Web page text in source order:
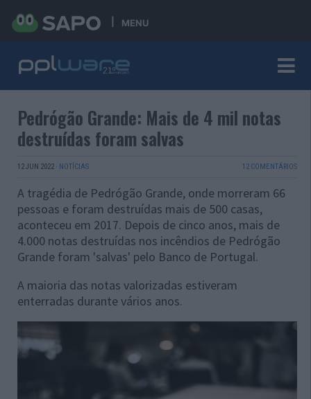
MENU
Pedrógão Grande: Mais de 4 mil notas
destruídas foram salvas
12 JUN 2022 · NOTÍCIAS 12 COMENTÁRIOS
A tragédia de Pedrógão Grande, onde morreram 66
pessoas e foram destruídas mais de 500 casas,
aconteceu em 2017. Depois de cinco anos, mais de
4.000 notas destruídas nos incêndios de Pedrógão
Grande foram 'salvas' pelo Banco de Portugal.
A maioria das notas valorizadas estiveram
enterradas durante vários anos.